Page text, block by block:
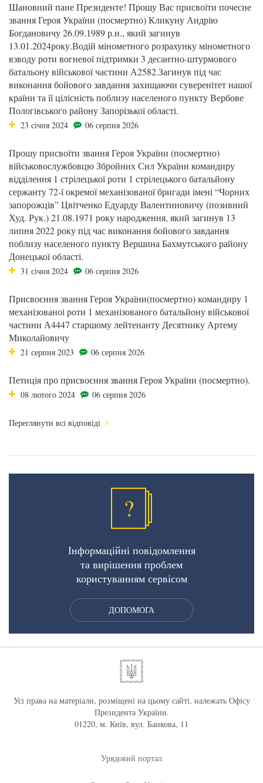
Шановний пане Президенте! Прошу Вас присвоїти почесне
звання Героя України (посмертно) Кликуну Андрію
Богдановичу 26.09.1989 р.н., який загинув
13.01.2024року.Водій мінометного розрахунку мінометного
взводу роти вогневої підтримки 3 десантно-штурмового
батальону військової частини А2582.Загинув під час
виконання бойового завдання захищаючи суверенітет нашої
країни та її цілісність поблизу населеного пункту Вербове
Пологівського району Запорізької області.
23 січня 2024 06 серпня 2026
Прошу присвоїти звання Героя України (посмертно)
військовослужбовцю Збройних Сил України командиру
відділення 1 стрілецької роти 1 стрілецького батальйону
сержанту 72-ї окремої механізованої бригади імені “Чорних
запорожців” Цвітченко Едуарду Валентиновичу (позивний
Худ. Рук.) 21.08.1971 року народження, який загинув 13
липня 2022 року під час виконання бойового завдання
поблизу населеного пункту Вершина Бахмутського району
Донецької області.
31 січня 2024 06 серпня 2026
Присвоєння звання Героя України(посмертно) командиру 1
механізованоі роти 1 механізованого батальйону військової
частини А4447 старшому лейтенанту Десятнику Артему
Миколайовичу
21 серпня 2023 06 серпня 2026
Петиція про присвоєння звання Героя України (посмертно).
08 лютого 2024 06 серпня 2026
Переглянути всі відповіді
?
Інформаційні повідомлення
та вирішення проблем
користуванням сервісом
ДОПОМОГА
Усі права на матеріали, розміщені на цьому сайті, належать Офісу
Президента України.
01220, м. Київ, вул. Банкова, 11
Урядовий портал